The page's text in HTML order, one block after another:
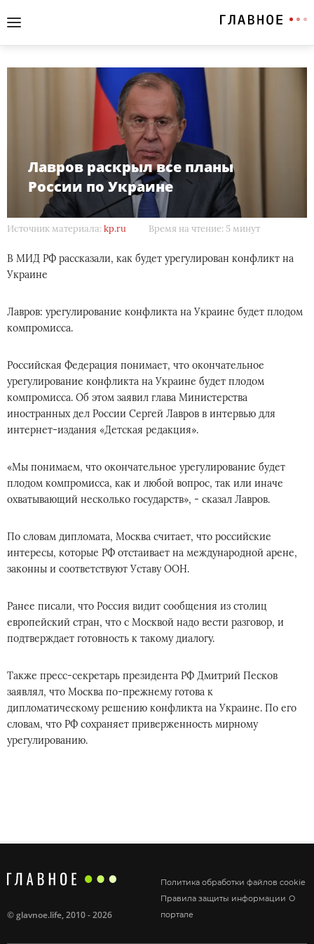
Лавров раскрыл все планы
России по Украине
Источник материала: kp.ru Время на чтение: 5 минут
В МИД РФ рассказали, как будет урегулирован конфликт на
Украине
Лавров: урегулирование конфликта на Украине будет плодом
компромисса.
Российская Федерация понимает, что окончательное
урегулирование конфликта на Украине будет плодом
компромисса. Об этом заявил глава Министерства
иностранных дел России Сергей Лавров в интервью для
интернет-издания «Детская редакция».
«Мы понимаем, что окончательное урегулирование будет
плодом компромисса, как и любой вопрос, так или иначе
охватывающий несколько государств», - сказал Лавров.
По словам дипломата, Москва считает, что российские
интересы, которые РФ отстаивает на международной арене,
законны и соответствуют Уставу ООН.
Ранее писали, что Россия видит сообщения из столиц
европейский стран, что с Москвой надо вести разговор, и
подтверждает готовность к такому диалогу.
Также пресс-секретарь президента РФ Дмитрий Песков
заявлял, что Москва по-прежнему готова к
дипломатическому решению конфликта на Украине. По его
словам, что РФ сохраняет приверженность мирному
урегулированию.
Политика обработки файлов cookie
Правила защиты информации О
портале
©glavnoe.life, 2010 - 2026